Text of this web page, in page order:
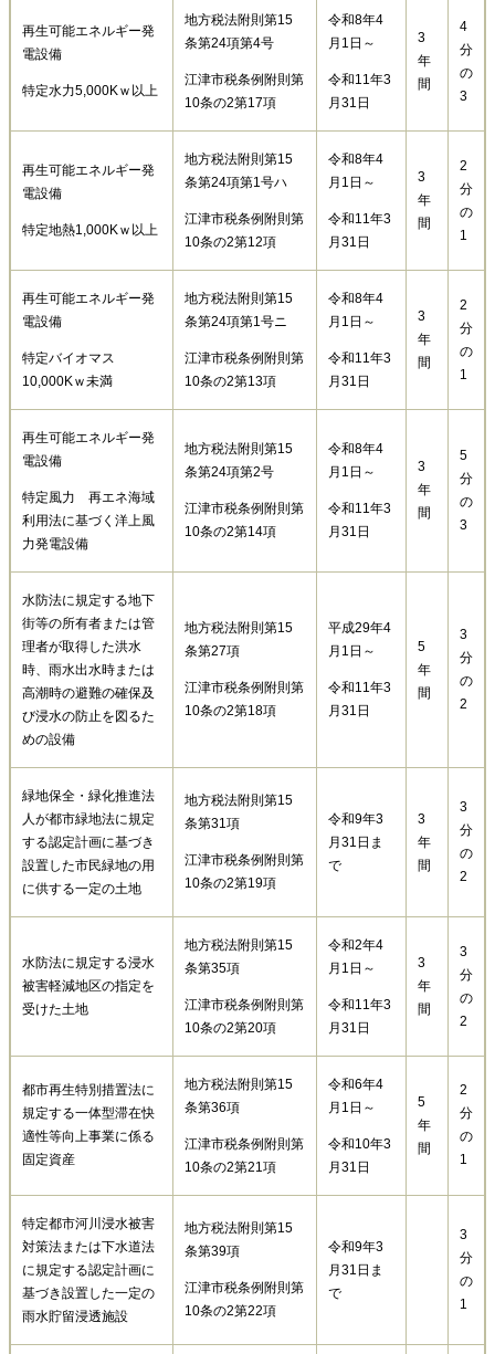
再生可能エネルギー発
電設備
特定水力5,000Kｗ以上
地方税法附則第15
条第24項第4号
江津市税条例附則第
10条の2第17項
令和8年4
月1日～
令和11年3
月31日
3
年
間
4
分
の
3
再生可能エネルギー発
電設備
特定地熱1,000Kｗ以上
地方税法附則第15
条第24項第1号ハ
江津市税条例附則第
10条の2第12項
令和8年4
月1日～
令和11年3
月31日
3
年
間
2
分
の
1
再生可能エネルギー発
電設備
特定バイオマス
10,000Kｗ未満
地方税法附則第15
条第24項第1号ニ
江津市税条例附則第
10条の2第13項
令和8年4
月1日～
令和11年3
月31日
3
年
間
2
分
の
1
再生可能エネルギー発
電設備
特定風力 再エネ海域
利用法に基づく洋上風
力発電設備
地方税法附則第15
条第24項第2号
江津市税条例附則第
10条の2第14項
令和8年4
月1日～
令和11年3
月31日
3
年
間
5
分
の
3
水防法に規定する地下
街等の所有者または管
理者が取得した洪水
時、雨水出水時または
高潮時の避難の確保及
び浸水の防止を図るた
めの設備
地方税法附則第15
条第27項
江津市税条例附則第
10条の2第18項
平成29年4
月1日～
令和11年3
月31日
5
年
間
3
分
の
2
緑地保全・緑化推進法
人が都市緑地法に規定
する認定計画に基づき
設置した市民緑地の用
に供する一定の土地
地方税法附則第15
条第31項
江津市税条例附則第
10条の2第19項
令和9年3
月31日ま
で
3
年
間
3
分
の
2
水防法に規定する浸水
被害軽減地区の指定を
受けた土地
地方税法附則第15
条第35項
江津市税条例附則第
10条の2第20項
令和2年4
月1日～
令和11年3
月31日
3
年
間
3
分
の
2
都市再生特別措置法に
規定する一体型滞在快
適性等向上事業に係る
固定資産
地方税法附則第15
条第36項
江津市税条例附則第
10条の2第21項
令和6年4
月1日～
令和10年3
月31日
5
年
間
2
分
の
1
特定都市河川浸水被害
対策法または下水道法
に規定する認定計画に
基づき設置した一定の
雨水貯留浸透施設
地方税法附則第15
条第39項
江津市税条例附則第
10条の2第22項
令和9年3
月31日ま
で
3
分
の
1